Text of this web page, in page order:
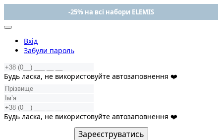
-25% на всі набори ELEMIS
Вхід
Забули пароль
Будь ласка, не використовуйте автозаповнення ❤️
Будь ласка, не використовуйте автозаповнення ❤️
Зареєструватись